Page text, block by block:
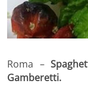
Roma –
Gamberetti.